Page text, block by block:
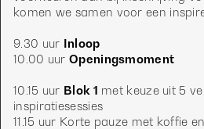
komen we samen voor een
9.30 uur
10.00 uur Openingsmoment
10.15 uur Blok 1 met keuze uit 5
inspiratiesessies
11.15 uur Korte pauze met koffie